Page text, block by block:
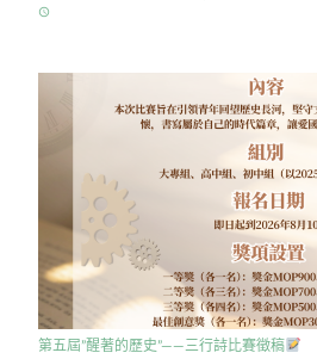
access_time
第五屆”醒著的歷史”——三行詩比賽徵稿